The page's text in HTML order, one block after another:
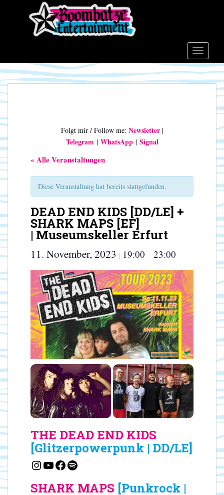
o
m
a
c
t
e
n
Folgt mir / Follow me: Newsletter|
Telegram| WhatsApp| Signal
« Alle Veranstaltungen
Diese Veranstaltung hat bereits stattgefunden.
DEAD END KIDS [DD/LE] +
SHARK MAPS [EF]
| Museumskeller Erfurt
11. November, 2023 | 19:00 – 23:00
THE DEAD END KIDS
[Glitzerpowerpunk | DD/LE]
Instagram
YouTube
Facebook
Spotify
SHARK MAPS [Punkrock |